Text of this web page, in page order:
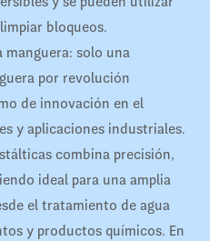
bloqueos.
solo una
por revolución
de innovación en el
y aplicaciones industriales.
combina precisión,
ideal para una amplia
el tratamiento de agua
y productos químicos. En